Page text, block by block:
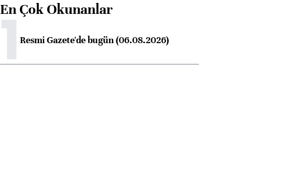
En Çok Okunanlar
1Resmi Gazete'de bugün (06.08.2026)